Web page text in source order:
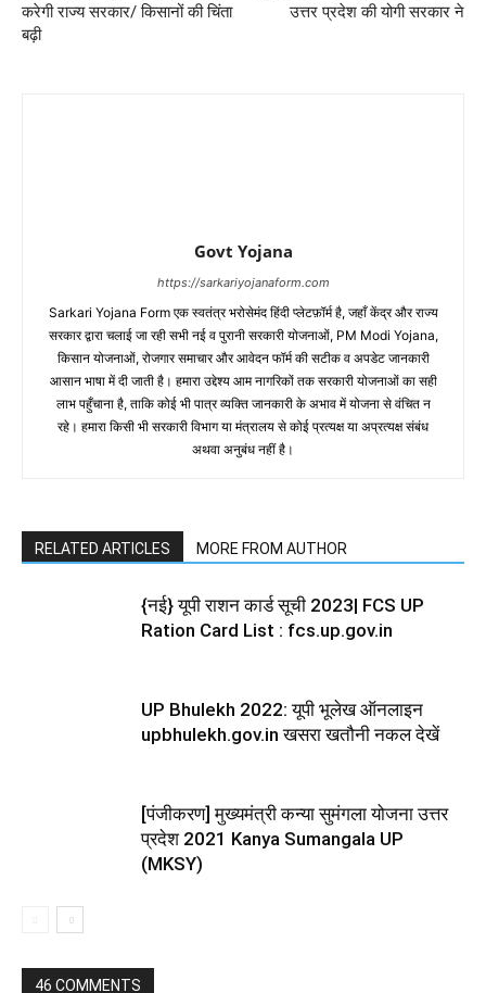
करेगी राज्य सरकार/ किसानों की चिंता
बढ़ी
उत्तर प्रदेश की योगी सरकार ने
Govt Yojana
https://sarkariyojanaform.com
Sarkari Yojana Form एक स्वतंत्र भरोसेमंद हिंदी प्लेटफ़ॉर्म है, जहाँ केंद्र और राज्य
सरकार द्वारा चलाई जा रही सभी नई व पुरानी सरकारी योजनाओं, PM Modi Yojana,
किसान योजनाओं, रोजगार समाचार और आवेदन फॉर्म की सटीक व अपडेट जानकारी
आसान भाषा में दी जाती है। हमारा उद्देश्य आम नागरिकों तक सरकारी योजनाओं का सही
लाभ पहुँचाना है, ताकि कोई भी पात्र व्यक्ति जानकारी के अभाव में योजना से वंचित न
रहे। हमारा किसी भी सरकारी विभाग या मंत्रालय से कोई प्रत्यक्ष या अप्रत्यक्ष संबंध
अथवा अनुबंध नहीं है।
RELATED ARTICLES MORE FROM AUTHOR
{नई} यूपी राशन कार्ड सूची 2023| FCS UP
Ration Card List : fcs.up.gov.in
UP Bhulekh 2022: यूपी भूलेख ऑनलाइन
upbhulekh.gov.in खसरा खतौनी नकल देखें
[पंजीकरण] मुख्यमंत्री कन्या सुमंगला योजना उत्तर
प्रदेश 2021 Kanya Sumangala UP
(MKSY)
46 COMMENTS